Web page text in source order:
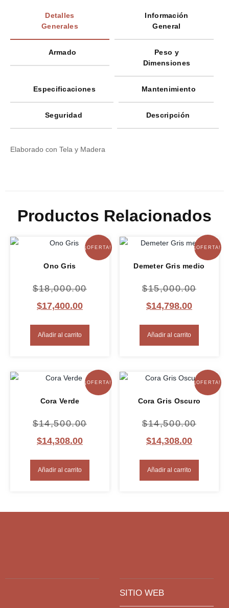
Detalles
Generales
Información
General
Armado
Peso y
Dimensiones
Especificaciones Mantenimiento
Seguridad Descripción
Elaborado con Tela y Madera
Productos Relacionados
¡OFERTA!
Ono Gris
$18,000.00
$17,400.00
Añadir al carrito
¡OFERTA!
Demeter Gris medio
$15,000.00
$14,798.00
Añadir al carrito
¡OFERTA!
Cora Verde
$14,500.00
$14,308.00
Añadir al carrito
¡OFERTA!
Cora Gris Oscuro
$14,500.00
$14,308.00
Añadir al carrito
SITIO WEB